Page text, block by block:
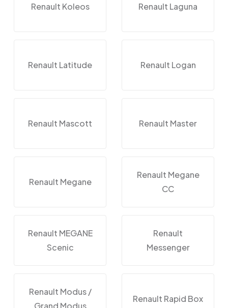
Renault Koleos Renault Laguna
Renault Latitude Renault Logan
Renault Mascott Renault Master
Renault Megane
Renault Megane
CC
Renault MEGANE
Scenic
Renault
Messenger
Renault Modus /
Grand Modus
Renault Rapid Box